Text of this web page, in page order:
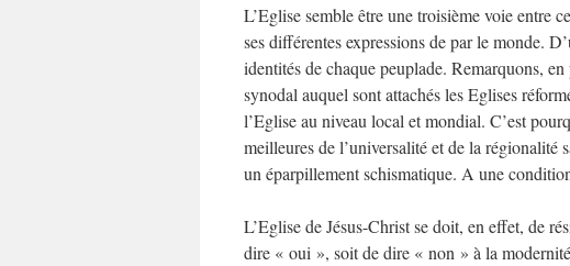
L’Eglise semble être une troisième voie entre
ses différentes expressions de par le monde.
identités de chaque peuplade. Remarquons,
synodal auquel sont attachés les Eglises
l’Eglise au niveau local et mondial. C’est
meilleures de l’universalité et de la régionalité
un éparpillement schismatique. A une
L’Eglise de Jésus-Christ se doit, en effet, de
dire « oui », soit de dire « non » à la